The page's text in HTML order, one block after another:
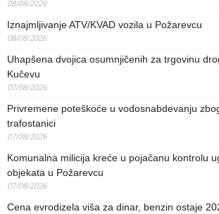
08/08/2026
Iznajmljivanje ATV/KVAD vozila u Požarevcu
08/08/2026
Uhapšena dvojica osumnjičenih za trgovinu
Kučevu
07/08/2026
Privremene poteškoće u vodosnabdevanju
trafostanici
07/08/2026
Komunalna milicija kreće u pojačanu kontrolu
objekata u Požarevcu
07/08/2026
Cena evrodizela viša za dinar, benzin ostaje